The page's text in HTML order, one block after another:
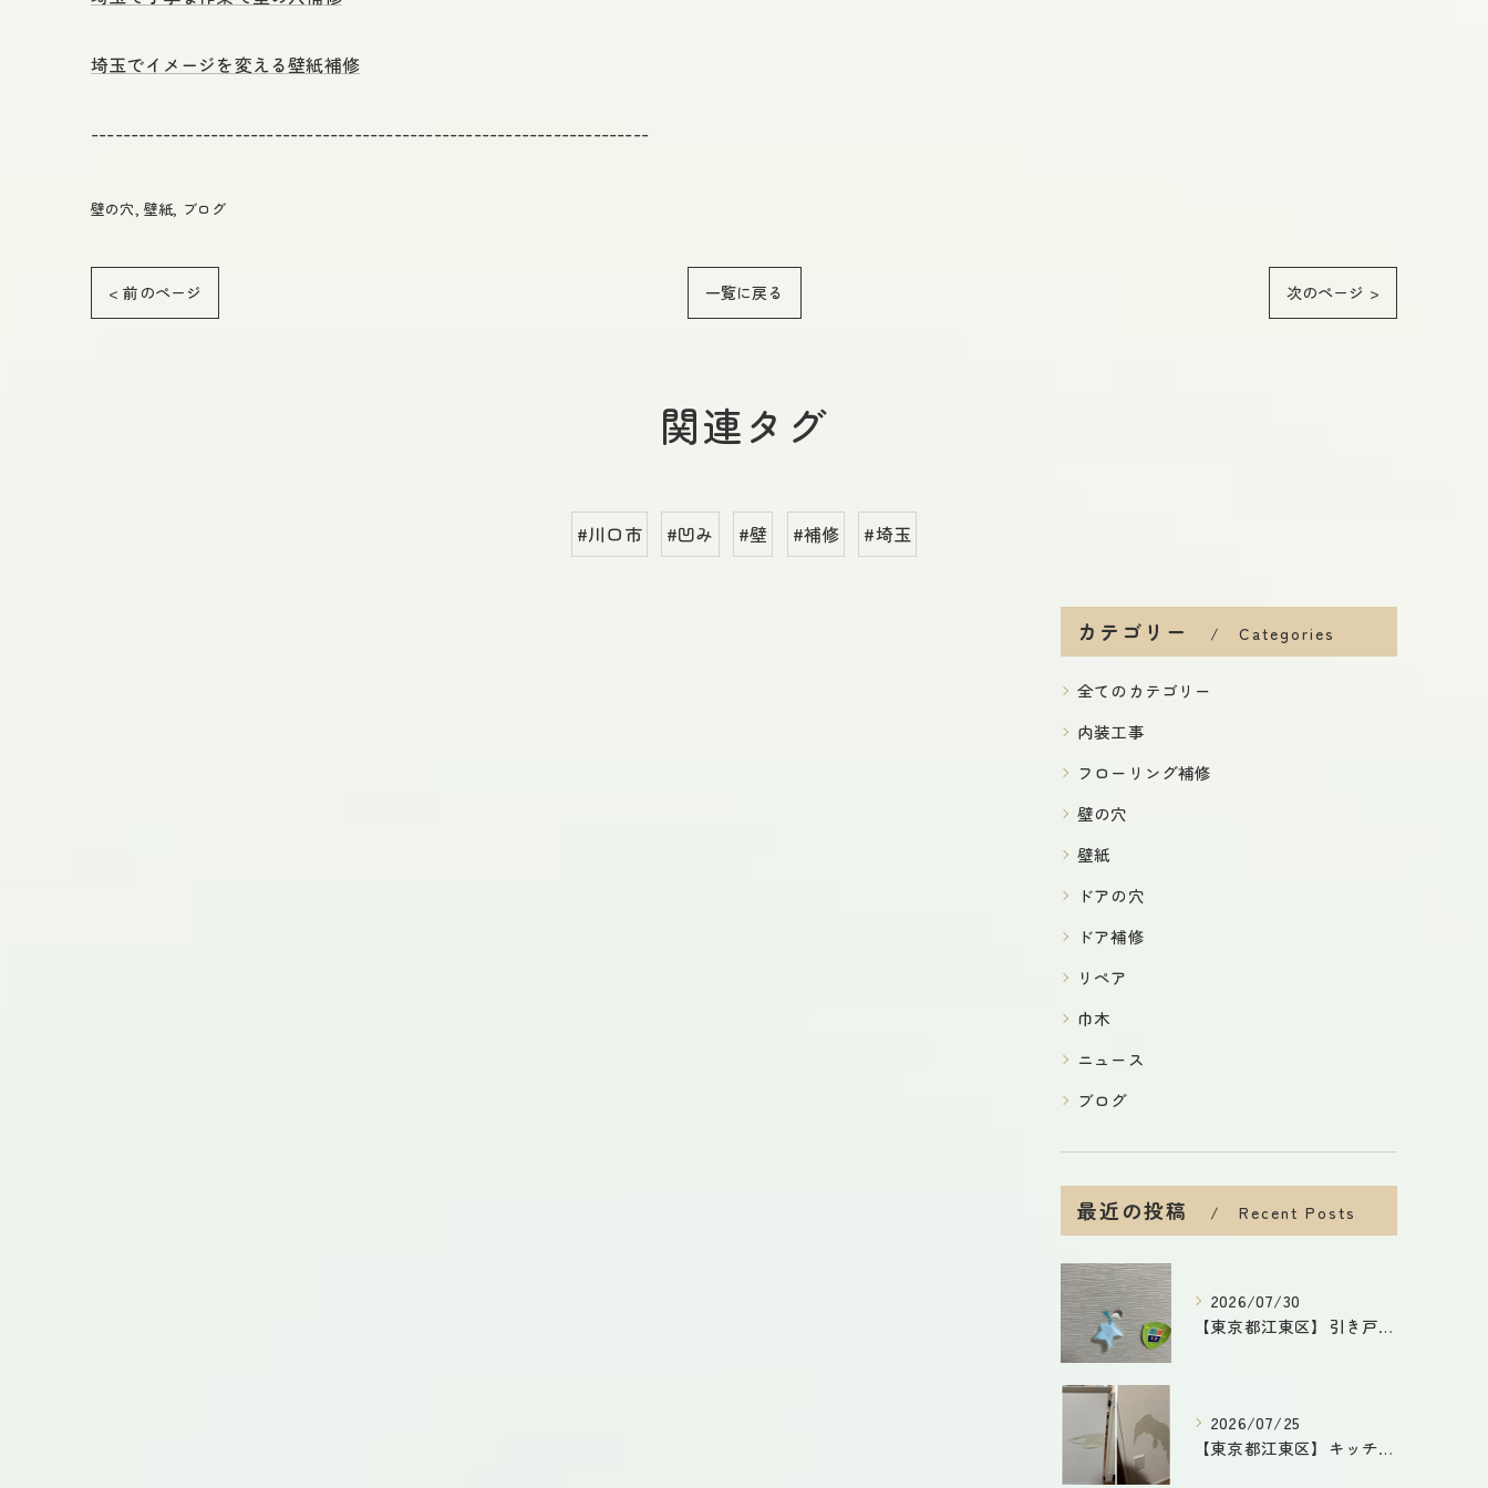
埼玉でイメージを変える壁紙補修
----------------------------------------------------------------------
壁の穴 壁紙 ブログ
< 前のページ 一覧に戻る 次のページ >
関連タグ
#川口市 #凹み #壁 #補修 #埼玉
カテゴリー Categories
全てのカテゴリー
内装工事
フローリング補修
壁の穴
壁紙
ドアの穴
ドア補修
リペア
巾木
ニュース
ブログ
最近の投稿 Recent Posts
2026/07/30
【東京都江東区】引き戸の穴補修｜模様付き建具もリペアで自然な仕上がり！費用削減・短納期で対応
2026/07/25
【東京都江東区】キッチンカウンター下・玄関の壁剥がれを補修｜石膏ボードから丁寧に修復した施工事例